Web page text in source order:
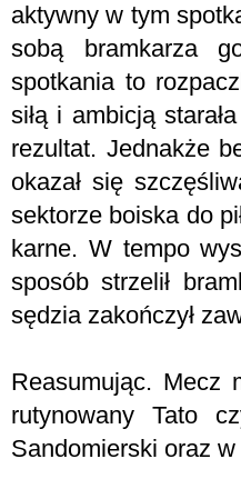
aktywny w tym
sobą bramkarza
spotkania to
siłą i ambicją
rezultat. Jednakże
okazał się
sektorze boiska do
karne. W tempo
sposób strzelił
sędzia zakończył
Reasumując. Mecz
rutynowany Tato
Sandomierski oraz